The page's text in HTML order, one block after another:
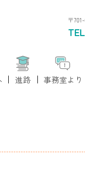
〒
進路 事務室より